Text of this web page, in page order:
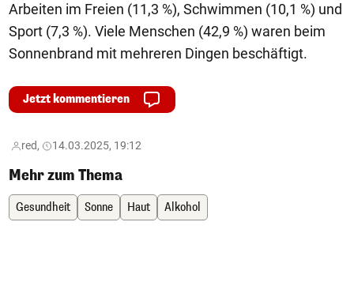
Arbeiten im Freien (11,3 %), Schwimmen (10,1 %) und
Sport (7,3 %). Viele Menschen (42,9 %) waren beim
Sonnenbrand mit mehreren Dingen beschäftigt.
Jetzt kommentieren
red, 14.03.2025, 19:12
Mehr zum Thema
Gesundheit Sonne Haut Alkohol